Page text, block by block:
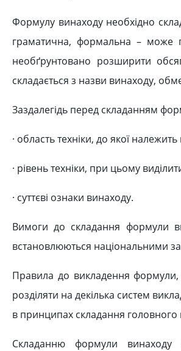
Формулу винаходу необхідно
граматична, формальна – може
необґрунтовано розширити
складається з назви винаходу,
Заздалегідь перед складанням
· область техніки, до якої
· рівень техніки, при цьому
· суттєві ознаки винаходу.
Вимоги до складання формули
встановлюються національними
Правила до викладення
розділяти на декілька систем
в принципах складання головного
Складанню формули